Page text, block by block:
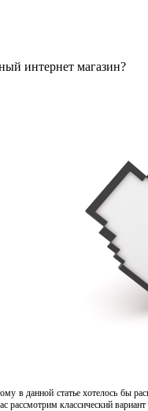
интернет магазин?
в данной статье хотелось бы
рассмотрим классический